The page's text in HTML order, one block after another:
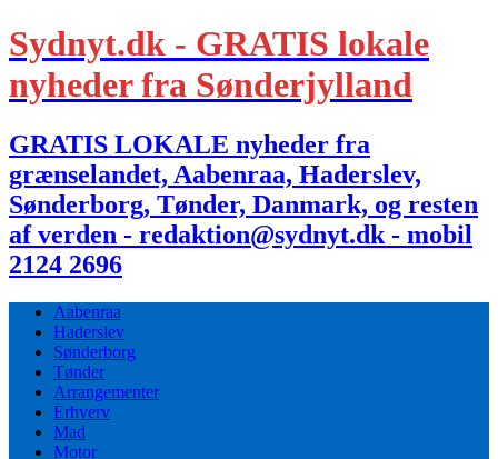
Sydnyt.dk - GRATIS lokale
nyheder fra Sønderjylland
GRATIS LOKALE nyheder fra
grænselandet, Aabenraa, Haderslev,
Sønderborg, Tønder, Danmark, og resten
af verden - redaktion@sydnyt.dk - mobil
2124 2696
Aabenraa
Haderslev
Sønderborg
Tønder
Arrangementer
Erhverv
Mad
Motor